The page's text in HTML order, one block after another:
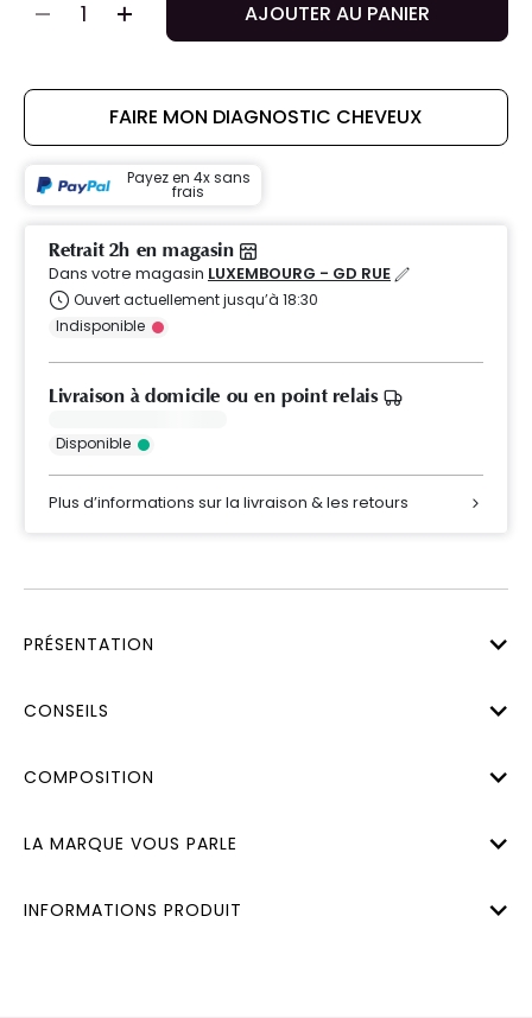
AJOUTER AU PANIER
FAIRE MON DIAGNOSTIC CHEVEUX
Payez en 4x sans
frais
Retrait 2h en magasin
Dans votre magasin LUXEMBOURG - GD RUE
Ouvert actuellement jusqu’à 18:30
Indisponible
Livraison à domicile ou en point relais
Disponible
Plus d’informations sur la livraison & les retours
PRÉSENTATION
CONSEILS
COMPOSITION
LA MARQUE VOUS PARLE
INFORMATIONS PRODUIT